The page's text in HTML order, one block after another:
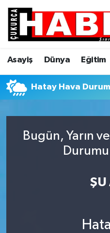
Asayiş Dünya Eğitim
Hatay Hava
Bugün, Yarın
ŞU
Asayiş
Dünya
Eğitim
Genel
Hava Durumu
Trafik Durumu
Süper Lig Puan
Son Dakika Haberleri